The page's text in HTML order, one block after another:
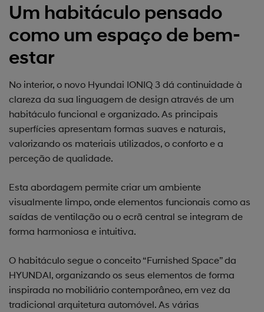
Um habitáculo pensado
como um espaço de bem-
estar
No interior, o novo Hyundai IONIQ 3 dá continuidade à
clareza da sua linguagem de design através de um
habitáculo funcional e organizado. As principais
superfícies apresentam formas suaves e naturais,
valorizando os materiais utilizados, o conforto e a
perceção de qualidade.
Esta abordagem permite criar um ambiente
visualmente limpo, onde elementos funcionais como as
saídas de ventilação ou o ecrã central se integram de
forma harmoniosa e intuitiva.
O habitáculo segue o conceito “Furnished Space” da
HYUNDAI, organizando os seus elementos de forma
inspirada no mobiliário contemporâneo, em vez da
tradicional arquitetura automóvel. As várias